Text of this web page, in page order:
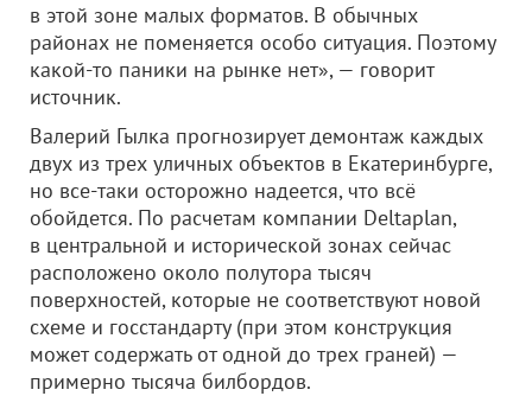
в этой зоне малых форматов. В обычных
районах не поменяется особо ситуация. Поэтому
какой-то паники на рынке нет», — говорит
источник.
Валерий Гылка прогнозирует демонтаж каждых
двух из трех уличных объектов в Екатеринбурге,
но все-таки осторожно надеется, что всё
обойдется. По расчетам компании Deltaplan,
в центральной и исторической зонах сейчас
расположено около полутора тысяч
поверхностей, которые не соответствуют новой
схеме и госстандарту (при этом конструкция
может содержать от одной до трех граней) —
примерно тысяча билбордов.